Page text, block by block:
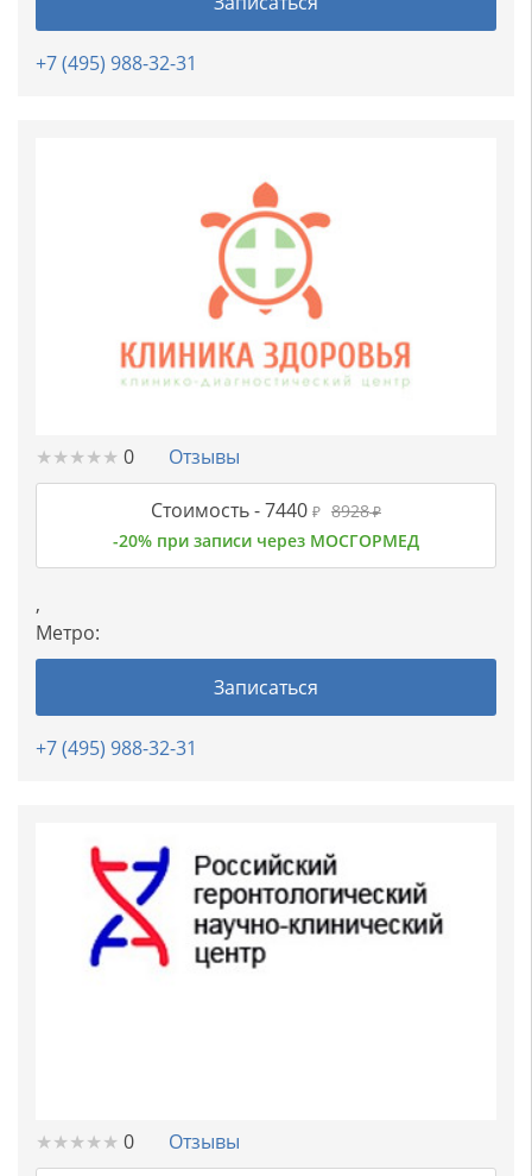
+7 (495) 988-32-31
★★★★★
★★★★★ 0 Отзывы
Стоимость -7440 ₽ 8928₽
-20% при записи через МОСГОРМЕД
,
Метро:
Записаться
+7 (495) 988-32-31
★★★★★
★★★★★ 0 Отзывы